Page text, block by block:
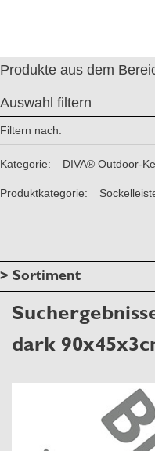
Produkte aus dem
Auswahl filtern
Filtern nach:
Kategorie: DIVA® Outdoor-
Produktkategorie:
> Sortiment
dark